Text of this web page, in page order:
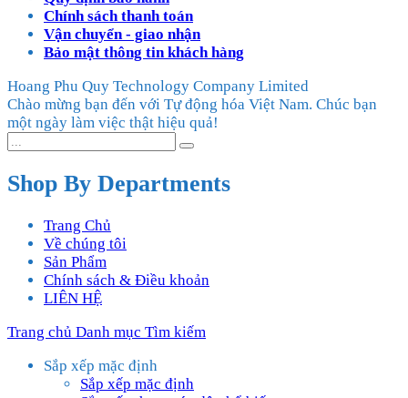
Chính sách thanh toán
Vận chuyển - giao nhận
Bảo mật thông tin khách hàng
Hoang Phu Quy Technology Company Limited
Chào mừng bạn đến với Tự động hóa Việt Nam. Chúc bạn
một ngày làm việc thật hiệu quả!
Shop By Departments
Trang Chủ
Về chúng tôi
Sản Phẩm
Chính sách & Điều khoản
LIÊN HỆ
Trang chủ Danh mục Tìm kiếm
Sắp xếp mặc định
Sắp xếp mặc định